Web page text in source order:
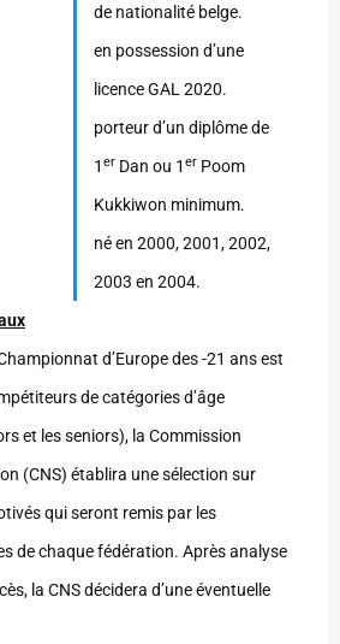
de nationalité belge.
en possession d’une
licence GAL 2020.
porteur d’un diplôme de
1er Dan ou 1er Poom
Kukkiwon minimum.
né en 2000, 2001, 2002,
2003 en 2004.
d’Europe des -21 ans est
de catégories d’âge
et les seniors), la Commission
(CNS) établira une sélection sur
qui seront remis par les
de chaque fédération. Après analyse
la CNS décidera d’une éventuelle